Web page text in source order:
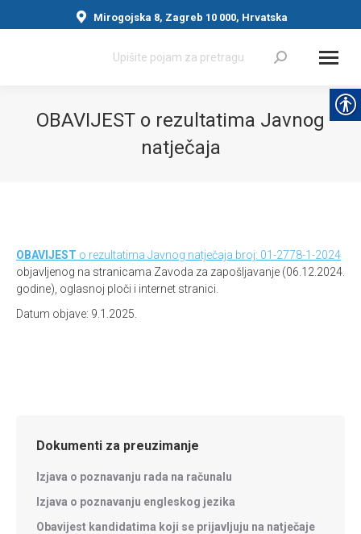
Mirogojska 8, Zagreb 10 000, Hrvatska
Search:
OBAVIJEST o rezultatima Javnog
natječaja
OBAVIJEST o rezultatima Javnog natječaja broj: 01-2778-1-2024
objavljenog na stranicama Zavoda za zapošljavanje (06.12.2024.
godine), oglasnoj ploči i internet stranici.
Datum objave: 9.1.2025.
Dokumenti za preuzimanje
Izjava o poznavanju rada na računalu
Izjava o poznavanju engleskog jezika
Obavijest kandidatima koji se prijavljuju na natječaje